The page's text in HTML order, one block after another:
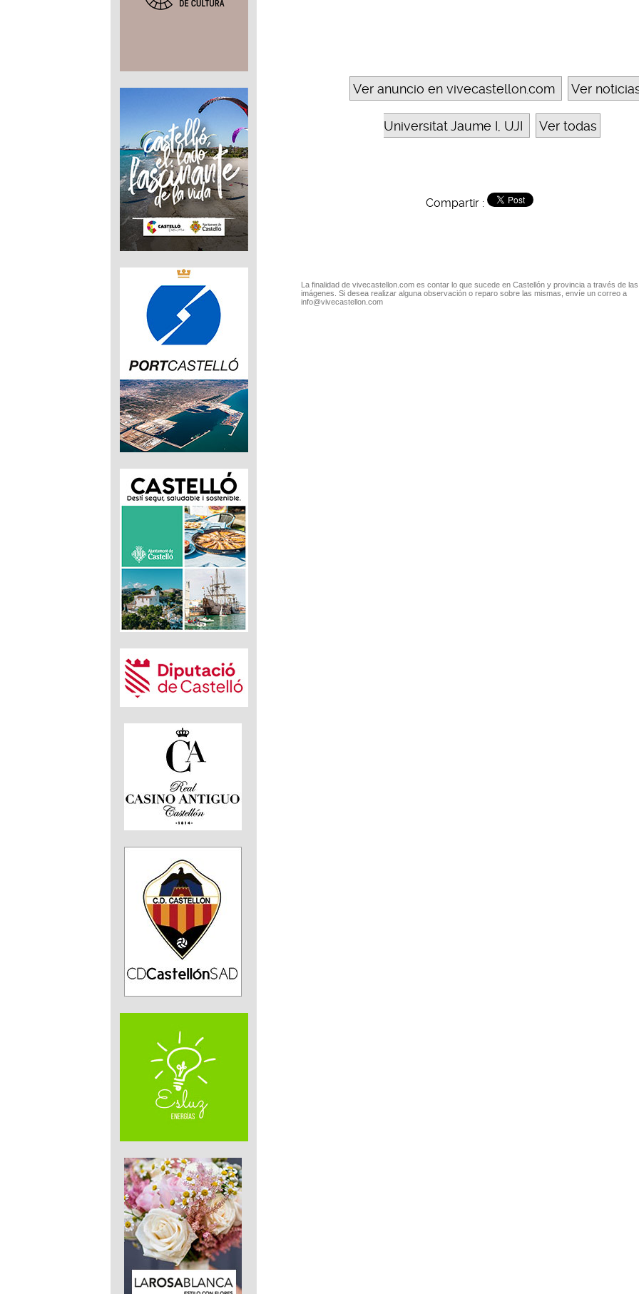
Ver anuncio en vivecastellon.com Ver
Universitat Jaume I, UJI Ver todas
Compartir :
La finalidad de vivecastellon.com es contar lo que sucede en Castellón y provincia a través de las
imágenes. Si desea realizar alguna observación o reparo sobre las mismas, envíe un correo a
info@vivecastellon.com